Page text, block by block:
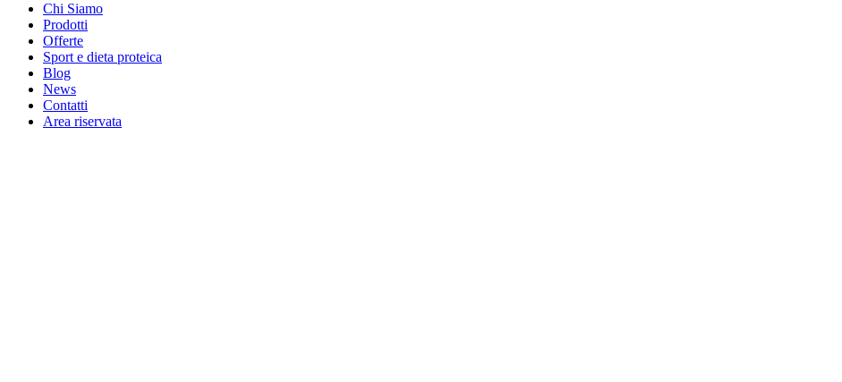
Chi Siamo
Prodotti
Offerte
Sport e dieta proteica
Blog
News
Contatti
Area riservata